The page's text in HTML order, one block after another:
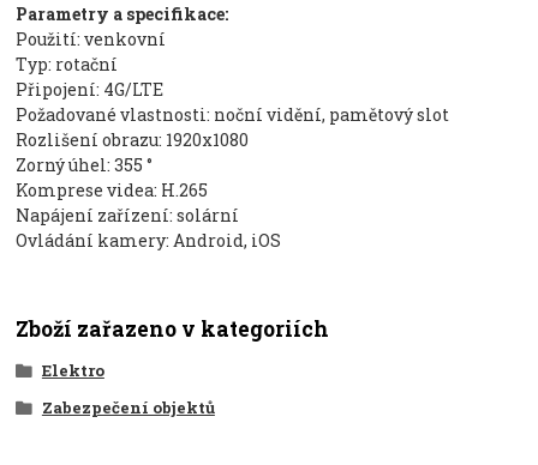
Parametry a specifikace:
Použití: venkovní
Typ: rotační
Připojení: 4G/LTE
Požadované vlastnosti: noční vidění, pamětový slot
Rozlišení obrazu: 1920x1080
Zorný úhel: 355 °
Komprese videa: H.265
Napájení zařízení: solární
Ovládání kamery: Android, iOS
Zboží zařazeno v kategoriích
Elektro
Zabezpečení objektů